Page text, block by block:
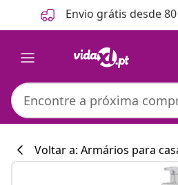
Anterior
Seguinte Envio grátis desde
Voltar a: Armários para